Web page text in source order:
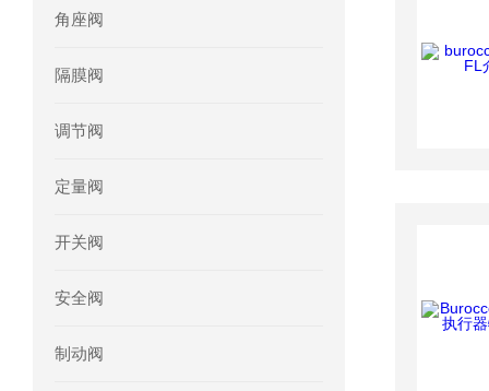
mini motor电机MC230P3T 20- B参数
AC-MOTOREN电机FCPA 71B-2参数
角座阀
隔膜阀
调节阀
定量阀
开关阀
安全阀
制动阀